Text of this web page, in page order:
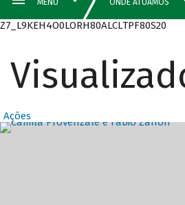
Z7_L9KEH4O0LORH80ALCLTPF80S20
Ações